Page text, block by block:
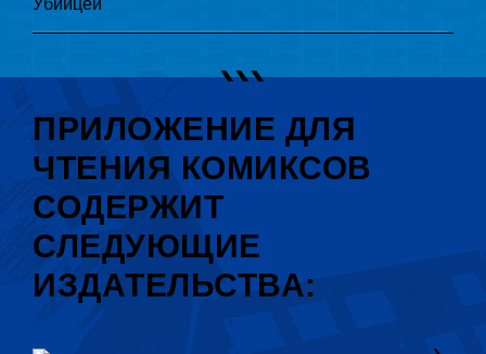
ПРИЛОЖЕНИЕ ДЛЯ
ЧТЕНИЯ КОМИКСОВ
СОДЕРЖИТ
СЛЕДУЮЩИЕ
ИЗДАТЕЛЬСТВА: